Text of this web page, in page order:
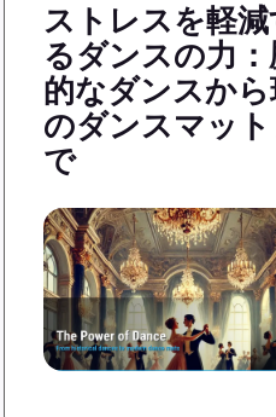
ストレスを軽減
るダンスの力：
的なダンスか
のダンスマット
で